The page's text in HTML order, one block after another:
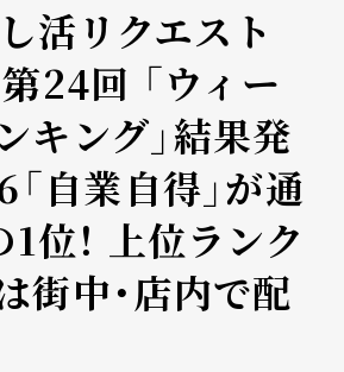
活リクエスト
24回 「ウィー
キング」結果発
「自業自得」が通
位！ 上位ランク
街中・店内で配